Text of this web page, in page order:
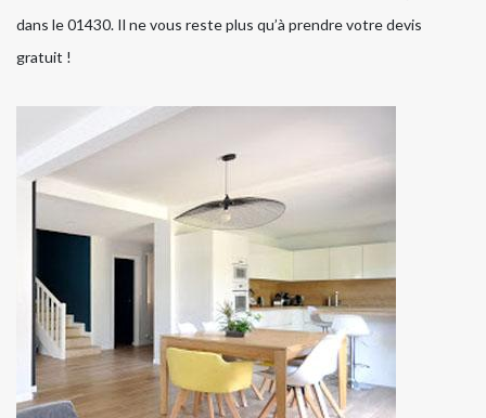
dans le 01430. Il ne vous reste plus qu’à prendre votre devis
gratuit !